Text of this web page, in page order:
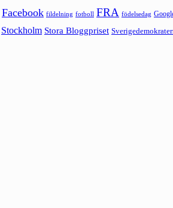
Facebook fildelning fotboll FRA födelsedag
Stockholm Stora Bloggpriset